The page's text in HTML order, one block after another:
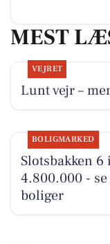
MEST
VEJRET
Lunt vejr –
BOLIGMARKED
Slotsbakken
4.800.000 -
boliger